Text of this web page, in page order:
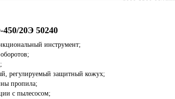
20Э 50240
инструмент;
регулируемый защитный кожух;
пропила;
с пылесосом;